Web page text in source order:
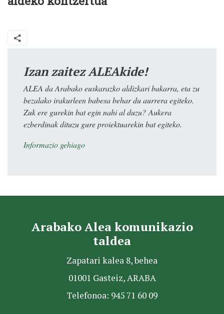
Izan zaitez ALEAkide!
ALEA da Arabako euskarazko aldizkari bakarra, eta zu
bezalako irakurleen babesa behar du aurrera egiteko.
Zuk ere gurekin bat egin nahi al duzu? Aukera
ezberdinak dituzu gure proiektuarekin bat egiteko.
Informazio gehiago
Arabako Alea komunikazio
taldea
Zapatari kalea 8, behea
01001 Gasteiz, ARABA
Telefonoa: 945 71 60 09